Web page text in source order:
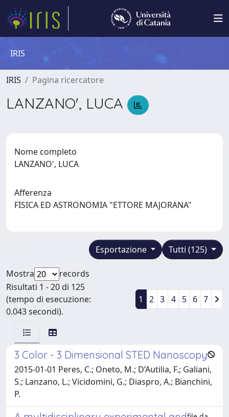
IRIS
IRIS Pagina ricercatore
LANZANO', LUCA
Nome completo
LANZANO', LUCA
Afferenza
FISICA ED ASTRONOMIA "ETTORE MAJORANA"
Tutti (125)
Esportazione
Mostra
records
Risultati 1 - 20 di 125
(tempo di esecuzione:
0.043 secondi).
1 2 3 4 5 6 7
3 Color - 3 Dimensional STED Nanoscopy
2015-01-01 Peres, C.; Oneto, M.; D’Autilia, F.; Galiani,
S.; Lanzano, L.; Vicidomini, G.; Diaspro, A.; Bianchini,
P.